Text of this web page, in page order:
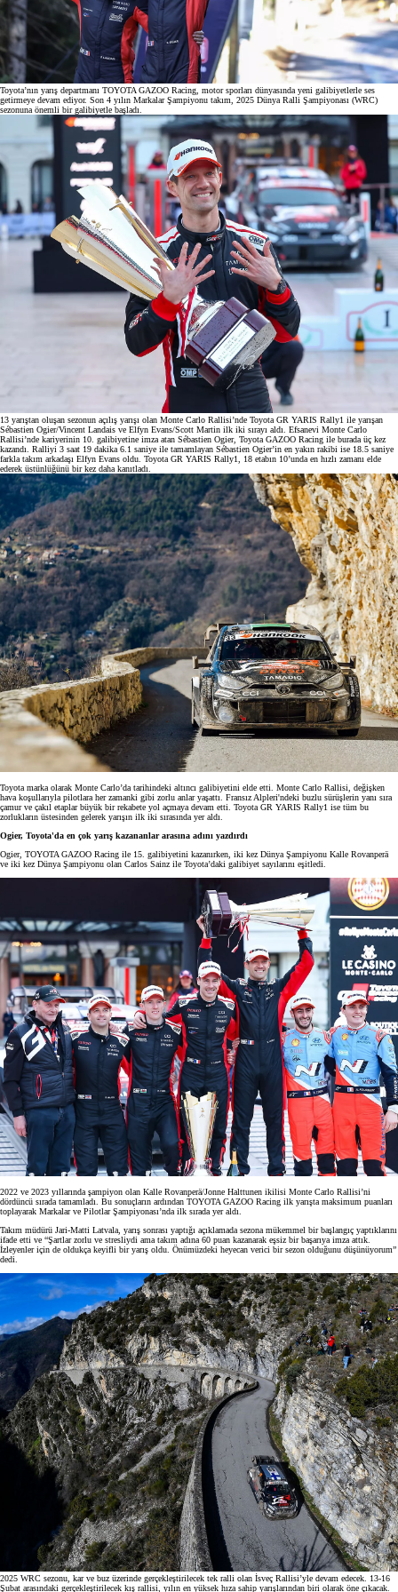
Toyota’nın yarış departmanı TOYOTA GAZOO Racing, motor sporları dünyasında yeni galibiyetlerle ses
getirmeye devam ediyor. Son 4 yılın Markalar Şampiyonu takım, 2025 Dünya Ralli Şampiyonası (WRC)
sezonuna önemli bir galibiyetle başladı.
13 yarıştan oluşan sezonun açılış yarışı olan Monte Carlo Rallisi’nde Toyota GR YARIS Rally1 ile yarışan
Sébastien Ogier/Vincent Landais ve Elfyn Evans/Scott Martin ilk iki sırayı aldı. Efsanevi Monte Carlo
Rallisi’nde kariyerinin 10. galibiyetine imza atan Sébastien Ogier, Toyota GAZOO Racing ile burada üç kez
kazandı. Ralliyi 3 saat 19 dakika 6.1 saniye ile tamamlayan Sébastien Ogier’in en yakın rakibi ise 18.5 saniye
farkla takım arkadaşı Elfyn Evans oldu. Toyota GR YARIS Rally1, 18 etabın 10’unda en hızlı zamanı elde
ederek üstünlüğünü bir kez daha kanıtladı.
Toyota marka olarak Monte Carlo’da tarihindeki altıncı galibiyetini elde etti. Monte Carlo Rallisi, değişken
hava koşullarıyla pilotlara her zamanki gibi zorlu anlar yaşattı. Fransız Alpleri'ndeki buzlu sürüşlerin yanı sıra
çamur ve çakıl etaplar büyük bir rekabete yol açmaya devam etti. Toyota GR YARIS Rally1 ise tüm bu
zorlukların üstesinden gelerek yarışın ilk iki sırasında yer aldı.
Ogier, Toyota'da en çok yarış kazananlar arasına adını yazdırdı
Ogier, TOYOTA GAZOO Racing ile 15. galibiyetini kazanırken, iki kez Dünya Şampiyonu Kalle Rovanperä
ve iki kez Dünya Şampiyonu olan Carlos Sainz ile Toyota’daki galibiyet sayılarını eşitledi.
2022 ve 2023 yıllarında şampiyon olan Kalle Rovanperä/Jonne Halttunen ikilisi Monte Carlo Rallisi’ni
dördüncü sırada tamamladı. Bu sonuçların ardından TOYOTA GAZOO Racing ilk yarışta maksimum puanları
toplayarak Markalar ve Pilotlar Şampiyonası’nda ilk sırada yer aldı.
Takım müdürü Jari-Matti Latvala, yarış sonrası yaptığı açıklamada sezona mükemmel bir başlangıç yaptıklarını
ifade etti ve “Şartlar zorlu ve stresliydi ama takım adına 60 puan kazanarak eşsiz bir başarıya imza attık.
İzleyenler için de oldukça keyifli bir yarış oldu. Önümüzdeki heyecan verici bir sezon olduğunu düşünüyorum”
dedi.
2025 WRC sezonu, kar ve buz üzerinde gerçekleştirilecek tek ralli olan İsveç Rallisi’yle devam edecek. 13-16
Şubat arasındaki gerçekleştirilecek kış rallisi, yılın en yüksek hıza sahip yarışlarından biri olarak öne çıkacak.